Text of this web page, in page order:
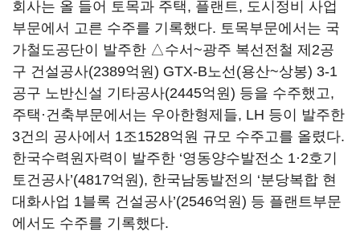
회사는 올 들어 토목과 주택, 플랜트, 도시정비 사업
부문에서 고른 수주를 기록했다. 토목부문에서는 국
가철도공단이 발주한 △수서~광주 복선전철 제2공
구 건설공사(2389억원) GTX-B노선(용산~상봉) 3-1
공구 노반신설 기타공사(2445억원) 등을 수주했고,
주택·건축부문에서는 우아한형제들, LH 등이 발주한
3건의 공사에서 1조1528억원 규모 수주고를 올렸다.
한국수력원자력이 발주한 ‘영동양수발전소 1·2호기
토건공사’(4817억원), 한국남동발전의 ‘분당복합 현
대화사업 1블록 건설공사’(2546억원) 등 플랜트부문
에서도 수주를 기록했다.